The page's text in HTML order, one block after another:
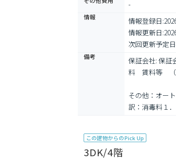
-
情報 情報登録日:
情報更新日:
次回更新予定
備考
保証会社: 保証
料　賃料等　
その他：オー
訳：消毒料１
この建物からのPick Up
3DK/4階